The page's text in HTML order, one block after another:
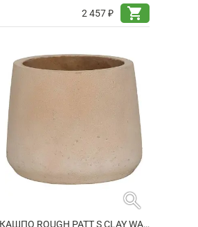
2 457 ₽
shopping_cart
search
КАШПО ROUGH PATT S CLAY WASHED